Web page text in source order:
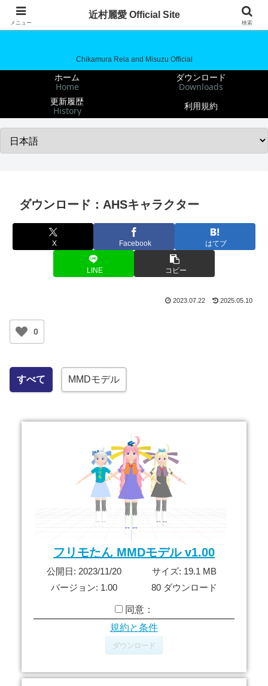
近村麗愛 Official Site
Chikamura Reia and Misuzu Official
ホーム
Home
ダウンロード
Downloads
更新履歴
History 利用規約
ダウンロード：AHSキャラクター
X Facebook はてブ
LINE コピー
2023.07.22 2025.05.10
0
すべて MMDモデル
フリモたん MMDモデル v1.00
公開日: 2023/11/20
サイズ: 19.1 MB
バージョン: 1.00
80 ダウンロード
同意：
規約と条件
ダウンロード
メニュー
近村麗愛 Official Site
検索